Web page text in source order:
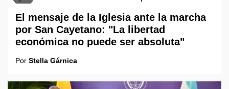
El mensaje de la Iglesia ante la marcha
por San Cayetano: "La libertad
económica no puede ser absoluta"
Por Stella Gárnica